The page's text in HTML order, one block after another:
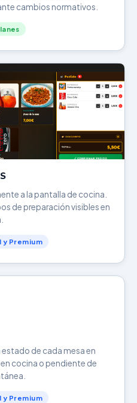
cambios normativos.
a la pantalla de cocina.
de preparación visibles en
y Premium
de cada mesa en
cocina o pendiente de
y Premium